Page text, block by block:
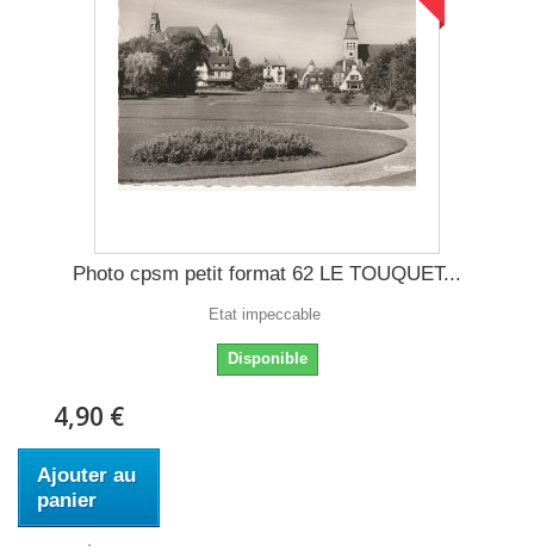
Photo cpsm petit format 62 LE TOUQUET...
Etat impeccable
Disponible
4,90 €
Ajouter au
panier